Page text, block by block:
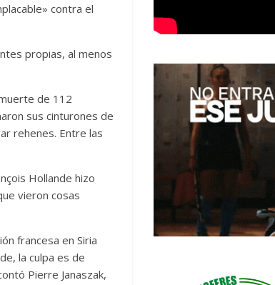
contra el
propias, al menos
de 112
sus cinturones de
rehenes. Entre las
Hollande hizo
vieron cosas
francesa en Siria
la culpa es de
Pierre Janaszak,